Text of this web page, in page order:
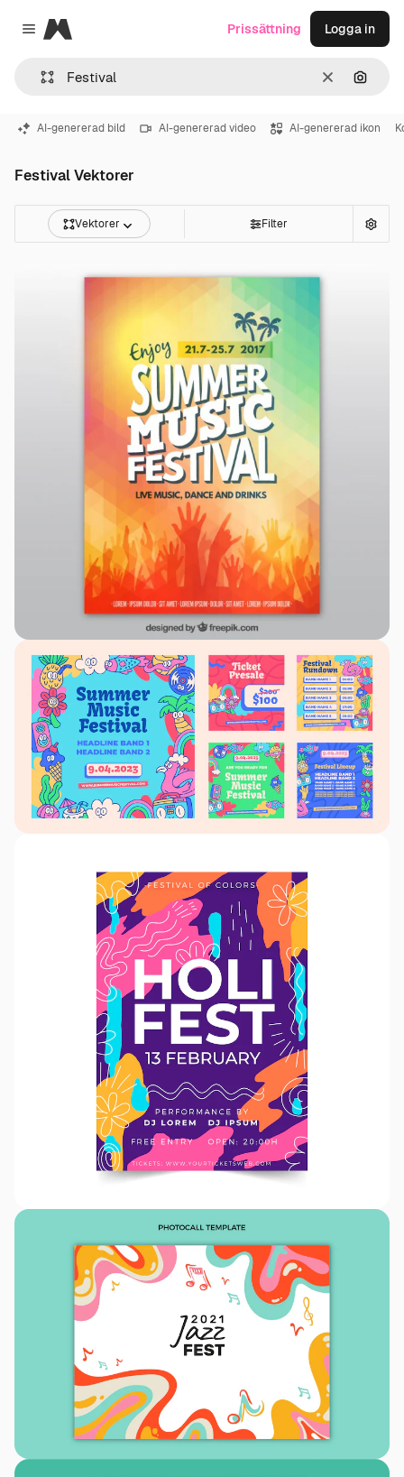
Close menu
Magnific
RensaSök
Prissättning Logga in
AI-genererad bild AI-genererad video AI-genererad ikon
Festival Vektorer
Vektorer Filter